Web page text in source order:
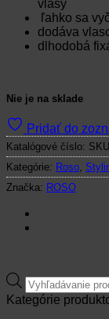
vlasy
ľahko sa
dodáva
dlhodobá
Nie je na sklade
Pridať do
Katalógové číslo:
Kategórie: Roso
Značka: ROSO
Products
search
Kategórie